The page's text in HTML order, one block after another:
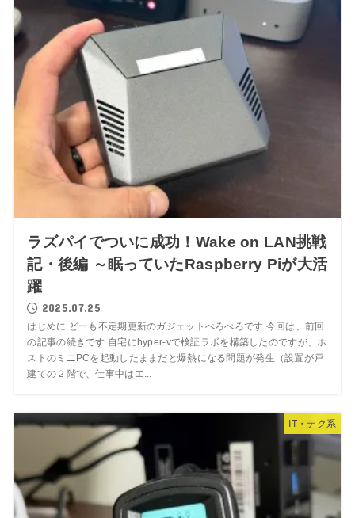
ラズパイでついに成功！Wake on LAN挑戦
記・後編 ～眠っていたRaspberry Piが大活
躍
2025.07.25
はじめに どーも不定期更新のガジェットぺろぺろです 今回は、前回
の記事の続きです 自宅にhyper-vで検証ラボを構築したのですが、ホ
ストのミニPCを起動したままだと爆熱になる問題が発生（設置が戸
建ての２階で、仕事中はエ...
IT・テク系